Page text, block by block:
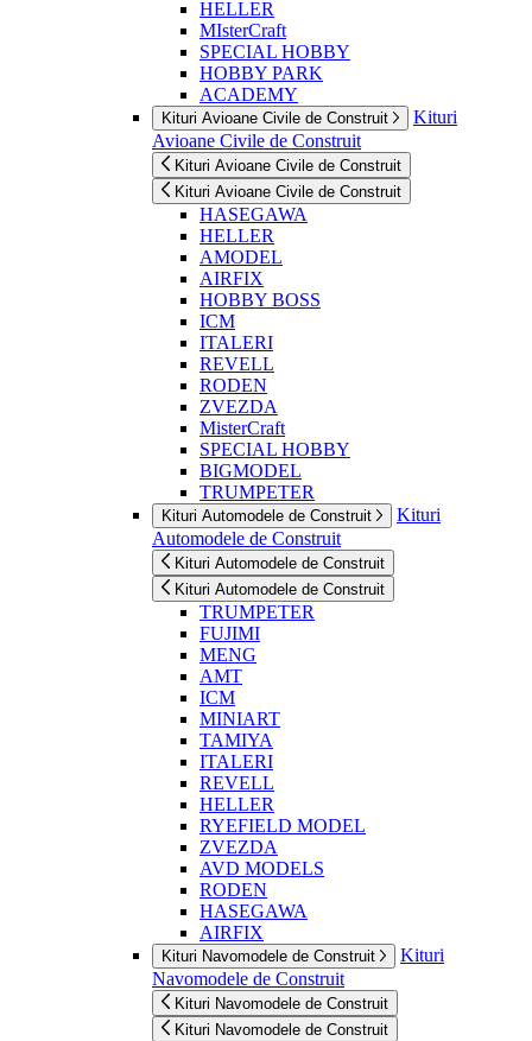
HELLER
MIsterCraft
SPECIAL HOBBY
HOBBY PARK
ACADEMY
Kituri Avioane Civile de Construit
Kituri
Avioane Civile de Construit
Kituri Avioane Civile de Construit
Kituri Avioane Civile de Construit
HASEGAWA
HELLER
AMODEL
AIRFIX
HOBBY BOSS
ICM
ITALERI
REVELL
RODEN
ZVEZDA
MisterCraft
SPECIAL HOBBY
BIGMODEL
TRUMPETER
Kituri Automodele de Construit
Kituri
Automodele de Construit
Kituri Automodele de Construit
Kituri Automodele de Construit
TRUMPETER
FUJIMI
MENG
AMT
ICM
MINIART
TAMIYA
ITALERI
REVELL
HELLER
RYEFIELD MODEL
ZVEZDA
AVD MODELS
RODEN
HASEGAWA
AIRFIX
Kituri Navomodele de Construit
Kituri
Navomodele de Construit
Kituri Navomodele de Construit
Kituri Navomodele de Construit